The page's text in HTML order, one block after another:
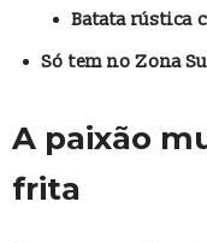
Batata rústica
Só tem no Zona
A paixão
frita